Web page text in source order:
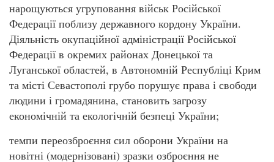
нарощуються угруповання військ Російської
Федерації поблизу державного кордону України.
Діяльність окупаційної адміністрації Російської
Федерації в окремих районах Донецької та
Луганської областей, в Автономній Республіці Крим
та місті Севастополі грубо порушує права і свободи
людини і громадянина, становить загрозу
економічній та екологічній безпеці України;
темпи переозброєння сил оборони України на
новітні (модернізовані) зразки озброєння не